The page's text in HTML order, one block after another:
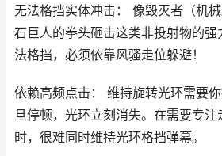
无法格挡实体冲击： 像毁灭者（机械
石巨人的拳头砸击这类非投射物的
法格挡，必须依靠风骚走位躲避！
依赖高频点击： 维持旋转光环需要
旦停顿，光环立刻消失。在需要专注
时，很难同时维持光环格挡弹幕。